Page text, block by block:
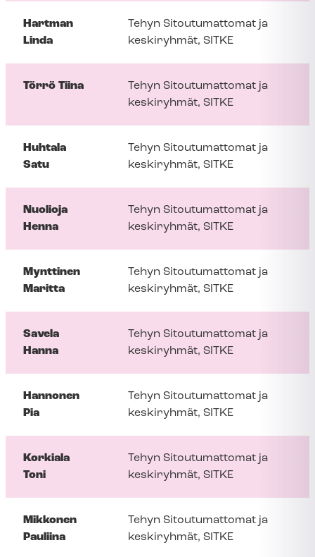
Hartman
Linda
Tehyn Sitoutumattomat ja
keskiryhmät, SITKE
Törrö Tiina
Tehyn Sitoutumattomat ja
keskiryhmät, SITKE
Huhtala
Satu
Tehyn Sitoutumattomat ja
keskiryhmät, SITKE
Nuolioja
Henna
Tehyn Sitoutumattomat ja
keskiryhmät, SITKE
Mynttinen
Maritta
Tehyn Sitoutumattomat ja
keskiryhmät, SITKE
Savela
Hanna
Tehyn Sitoutumattomat ja
keskiryhmät, SITKE
Hannonen
Pia
Tehyn Sitoutumattomat ja
keskiryhmät, SITKE
Korkiala
Toni
Tehyn Sitoutumattomat ja
keskiryhmät, SITKE
Mikkonen
Pauliina
Tehyn Sitoutumattomat ja
keskiryhmät, SITKE